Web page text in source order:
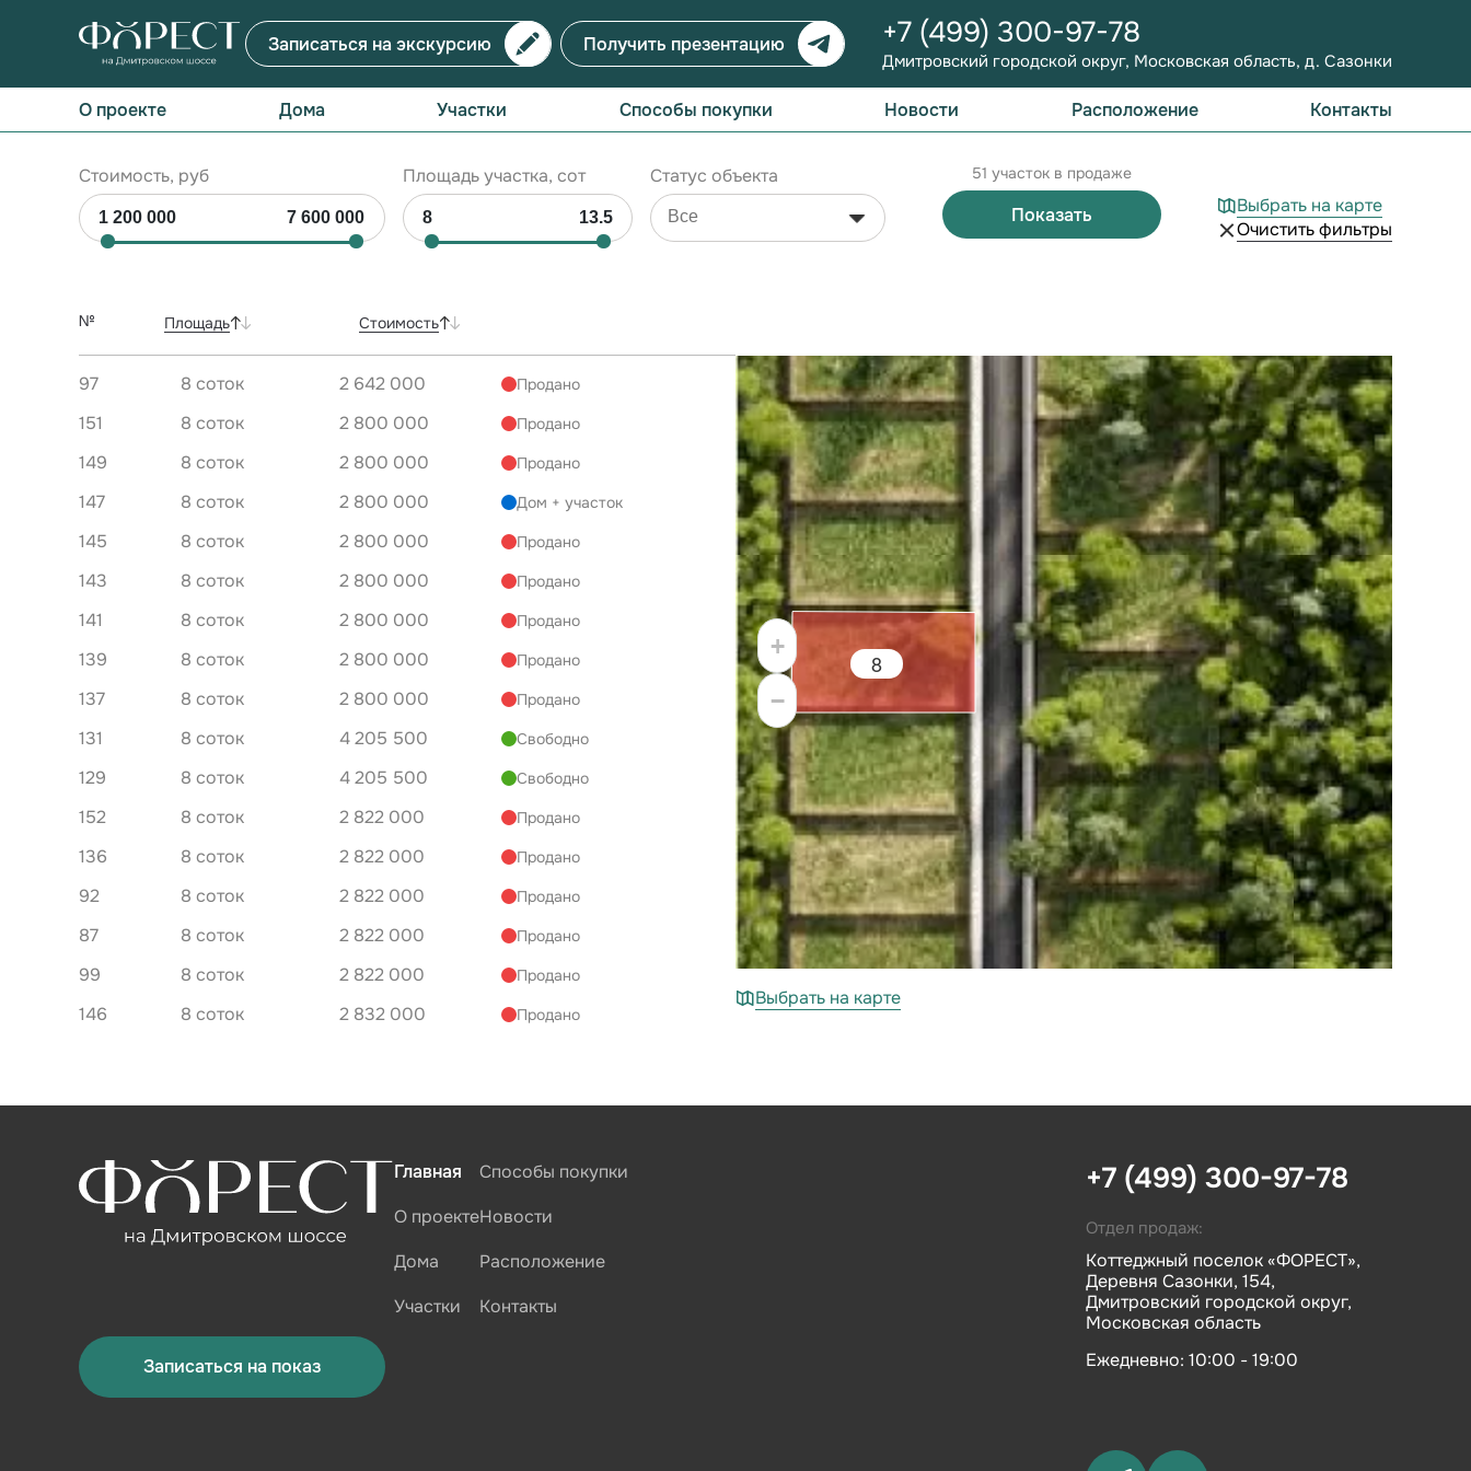
Записаться на экскурсию Получить презентацию +7 (499) 300-97-78
Дмитровский городской округ, Московская область, д. Сазонки
О проекте Дома Участки Способы покупки Новости Расположение Контакты
Стоимость, руб Площадь участка, сот Статус объекта 51 участок в продаже
Показать
Выбрать на карте
Очистить фильтры
№ Площадь Стоимость
97 8 соток 2 642 000 Продано
151 8 соток 2 800 000 Продано
149 8 соток 2 800 000 Продано
147 8 соток 2 800 000 Дом + участок
145 8 соток 2 800 000 Продано
143 8 соток 2 800 000 Продано
141 8 соток 2 800 000 Продано
139 8 соток 2 800 000 Продано
137 8 соток 2 800 000 Продано
131 8 соток 4 205 500 Свободно
129 8 соток 4 205 500 Свободно
152 8 соток 2 822 000 Продано
136 8 соток 2 822 000 Продано
92 8 соток 2 822 000 Продано
87 8 соток 2 822 000 Продано
99 8 соток 2 822 000 Продано
146 8 соток 2 832 000 Продано
167 8 соток 4 205 500 Свободно
166 8 соток 4 205 500 Свободно
8 соток 4 205 500
162 8 соток 4 205 500
8
+
−
Выбрать на карте
Записаться на показ
Главная
О проекте
Дома
Участки
Способы покупки
Новости
Расположение
Контакты
+7 (499) 300-97-78
Отдел продаж:
Коттеджный поселок «ФОРЕСТ»,
Деревня Сазонки, 154,
Дмитровский городской округ,
Московская область
Ежедневно: 10:00 - 19:00